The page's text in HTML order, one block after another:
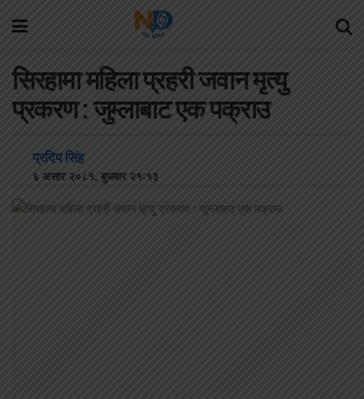
सिरहामा महिला प्रहरी जवान मृत्यु
प्रकरण : जुम्लाबाट एक पक्राउ
प्रदिप सिंह
६ असार २०८१, बुधबार २१:१३